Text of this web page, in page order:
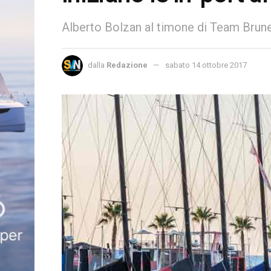
Alberto Bolzan al timone di Team
dalla Redazione sabato 14 ottobre 2017